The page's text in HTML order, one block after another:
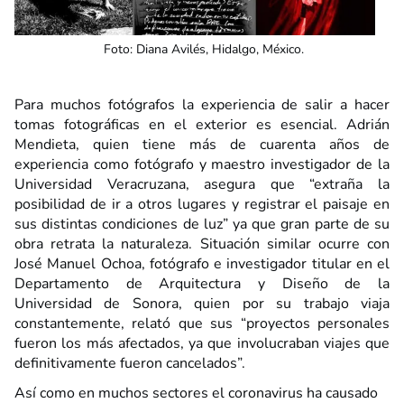
Foto: Diana Avilés, Hidalgo, México.
Para muchos fotógrafos la experiencia de salir a hacer
tomas fotográficas en el exterior es esencial. Adrián
Mendieta, quien tiene más de cuarenta años de
experiencia como fotógrafo y maestro investigador de la
Universidad Veracruzana, asegura que “extraña la
posibilidad de ir a otros lugares y registrar el paisaje en
sus distintas condiciones de luz” ya que gran parte de su
obra retrata la naturaleza. Situación similar ocurre con
José Manuel Ochoa, fotógrafo e investigador titular en el
Departamento de Arquitectura y Diseño de la
Universidad de Sonora, quien por su trabajo viaja
constantemente, relató que sus “proyectos personales
fueron los más afectados, ya que involucraban viajes que
definitivamente fueron cancelados”.
Así como en muchos sectores el coronavirus ha causado